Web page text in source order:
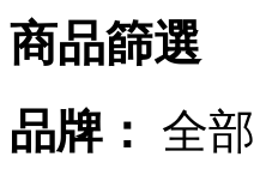
商品篩選
品牌：
全部